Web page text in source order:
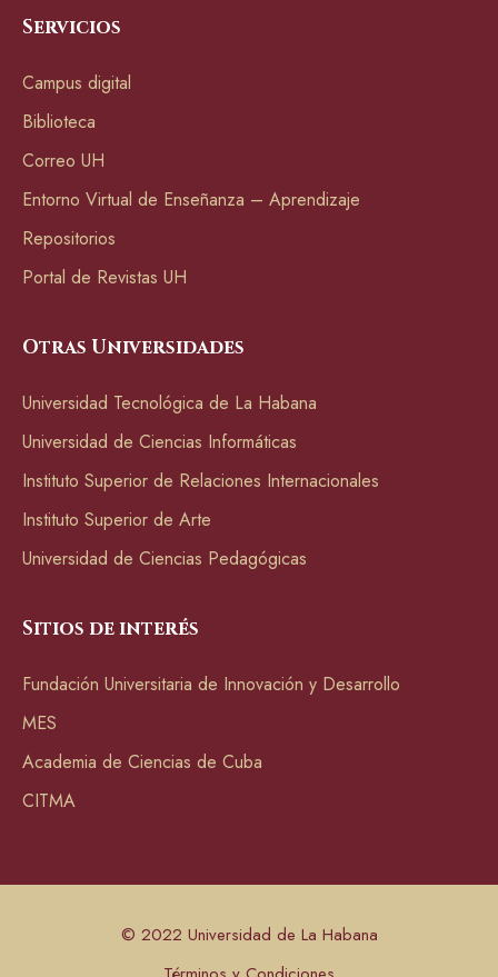
Servicios
Campus digital
Biblioteca
Correo UH
Entorno Virtual de Enseñanza – Aprendizaje
Repositorios
Portal de Revistas UH
Otras Universidades
Universidad Tecnológica de La Habana
Universidad de Ciencias Informáticas
Instituto Superior de Relaciones Internacionales
Instituto Superior de Arte
Universidad de Ciencias Pedagógicas
Sitios de interés
Fundación Universitaria de Innovación y Desarrollo
MES
Academia de Ciencias de Cuba
CITMA
© 2022 Universidad de La Habana